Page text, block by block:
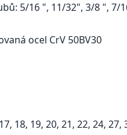
5/16 ", 11/32", 3/8 ", 7/
ocel CrV 50BV30
18, 19, 20, 21, 22, 24, 27,